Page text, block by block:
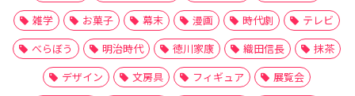
雑学
お菓子 幕末 漫画 時代劇
テレビ
べらぼう
明治時代 徳川家康 織田信長
抹茶
デザイン
文房具 フィギュア
展覧会